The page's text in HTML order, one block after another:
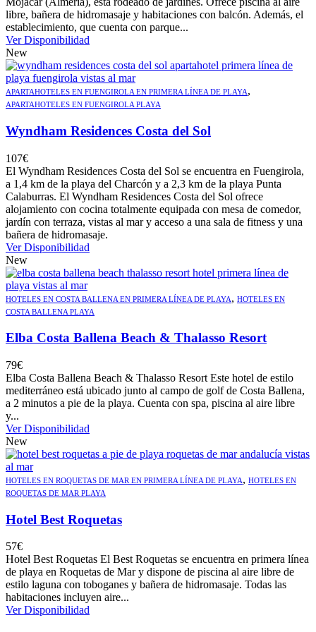
libre, bañera de hidromasaje y habitaciones con balcón. Además, el
establecimiento, que cuenta con parque...
Ver Disponibilidad
New
APARTAHOTELES EN FUENGIROLA EN PRIMERA LÍNEA DE PLAYA,
APARTAHOTELES EN FUENGIROLA PLAYA
Wyndham Residences Costa del Sol
107€
El Wyndham Residences Costa del Sol se encuentra en Fuengirola,
a 1,4 km de la playa del Charcón y a 2,3 km de la playa Punta
Calaburras. El Wyndham Residences Costa del Sol ofrece
alojamiento con cocina totalmente equipada con mesa de comedor,
jardín con terraza, vistas al mar y acceso a una sala de fitness y una
bañera de hidromasaje.
Ver Disponibilidad
New
HOTELES EN COSTA BALLENA EN PRIMERA LÍNEA DE PLAYA, HOTELES EN
COSTA BALLENA PLAYA
Elba Costa Ballena Beach & Thalasso Resort
79€
Elba Costa Ballena Beach & Thalasso Resort Este hotel de estilo
mediterráneo está ubicado junto al campo de golf de Costa Ballena,
a 2 minutos a pie de la playa. Cuenta con spa, piscina al aire libre
y...
Ver Disponibilidad
New
HOTELES EN ROQUETAS DE MAR EN PRIMERA LÍNEA DE PLAYA, HOTELES EN
ROQUETAS DE MAR PLAYA
Hotel Best Roquetas
57€
Hotel Best Roquetas El Best Roquetas se encuentra en primera línea
de playa en Roquetas de Mar y dispone de piscina al aire libre de
estilo laguna con toboganes y bañera de hidromasaje. Todas las
habitaciones incluyen aire...
Ver Disponibilidad